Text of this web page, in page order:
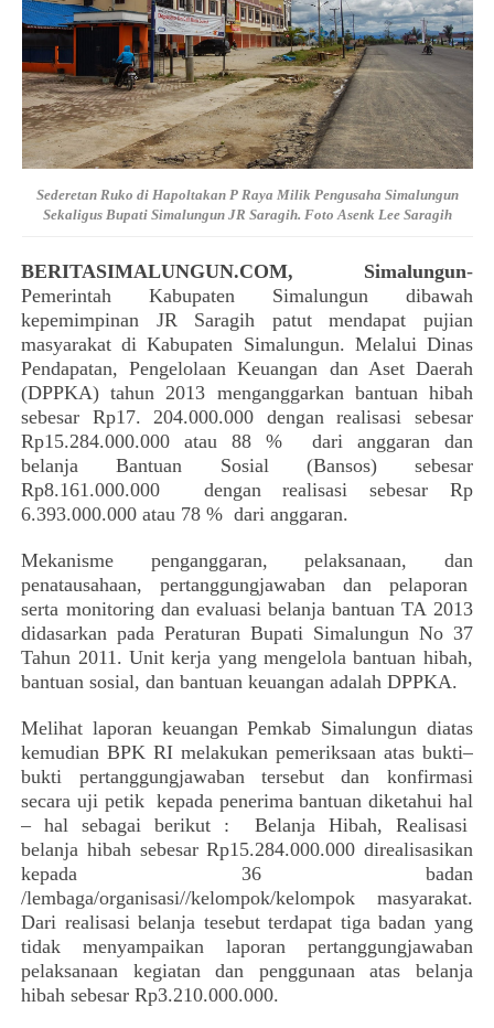
Sederetan Ruko di Hapoltakan P Raya Milik Pengusaha Simalungun
Sekaligus Bupati Simalungun JR Saragih. Foto Asenk Lee Saragih
BERITASIMALUNGUN.COM, Simalungun-
Pemerintah Kabupaten Simalungun dibawah
kepemimpinan JR Saragih patut mendapat pujian
masyarakat di Kabupaten Simalungun. Melalui Dinas
Pendapatan, Pengelolaan Keuangan dan Aset Daerah
(DPPKA) tahun 2013 menganggarkan bantuan hibah
sebesar Rp17. 204.000.000 dengan realisasi sebesar
Rp15.284.000.000 atau 88 %
dari anggaran dan
belanja Bantuan Sosial (Bansos) sebesar
Rp8.161.000.000
dengan realisasi sebesar Rp
6.393.000.000 atau 78 % dari anggaran.
Mekanisme penganggaran, pelaksanaan, dan
penatausahaan, pertanggungjawaban dan pelaporan
serta monitoring dan evaluasi belanja bantuan TA 2013
didasarkan pada Peraturan Bupati Simalungun No 37
Tahun 2011. Unit kerja yang mengelola bantuan hibah,
bantuan sosial, dan bantuan keuangan adalah DPPKA.
Melihat laporan keuangan Pemkab Simalungun diatas
kemudian BPK RI melakukan pemeriksaan atas bukti–
bukti pertanggungjawaban tersebut dan konfirmasi
secara uji petik kepada penerima bantuan diketahui hal
– hal sebagai berikut :
Belanja Hibah, Realisasi
belanja hibah sebesar Rp15.284.000.000 direalisasikan
kepada 36 badan
/lembaga/organisasi//kelompok/kelompok masyarakat.
Dari realisasi belanja tesebut terdapat tiga badan yang
tidak menyampaikan laporan pertanggungjawaban
pelaksanaan kegiatan dan penggunaan atas belanja
hibah sebesar Rp3.210.000.000.